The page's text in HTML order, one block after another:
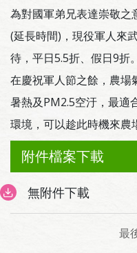
為對國軍弟兄表達崇敬之
(延長時間)，現役軍人來
待，平日5.5折、假日9折。
在慶祝軍人節之餘，農場
暑熱及PM2.5空汙，最適
環境，可以趁此時機來農
附件檔案下載
無附件下載
最